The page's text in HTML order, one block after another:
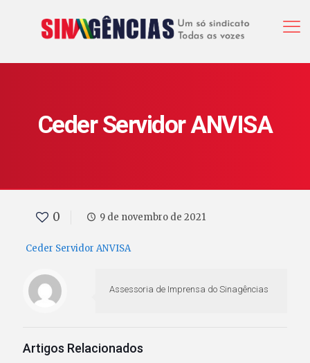
Ceder Servidor ANVISA
0 9 de novembro de 2021
Ceder Servidor ANVISA
Assessoria de Imprensa do Sinagências
Artigos Relacionados